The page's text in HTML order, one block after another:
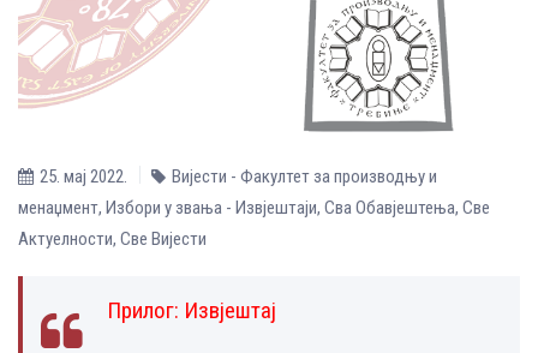
25. мај 2022.
Вијести - Факултет за производњу и
менаџмент, Избори у звања - Извјештаји, Сва Обавјештења, Све
Aктуелности, Све Вијести
Прилог: Извјештај